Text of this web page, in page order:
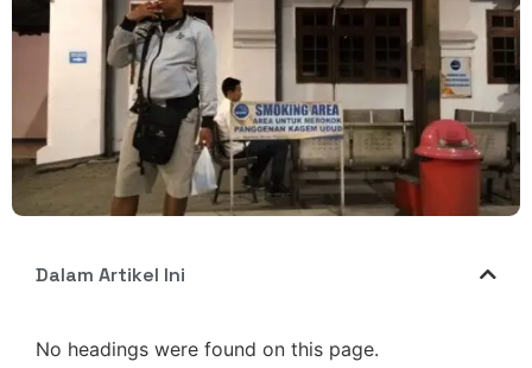
Dalam Artikel Ini
No headings were found on this page.